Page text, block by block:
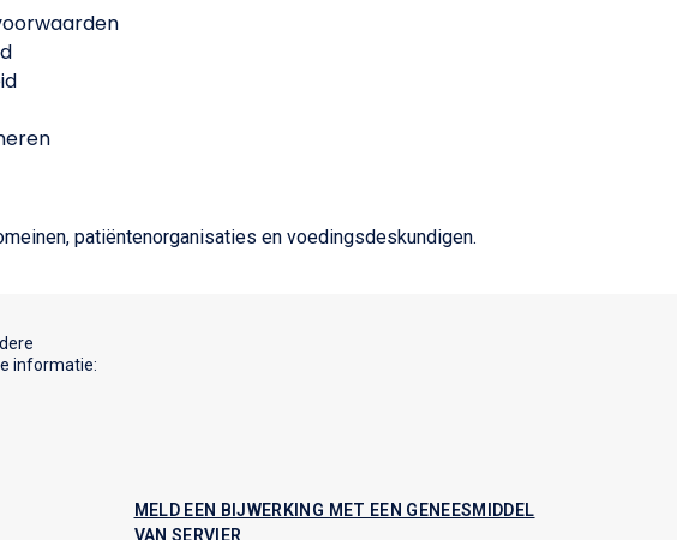
patiëntenorganisaties en voedingsdeskundigen.
informatie:
MELD EEN BIJWERKING MET EEN GENEESMIDDEL
VAN SERVIER